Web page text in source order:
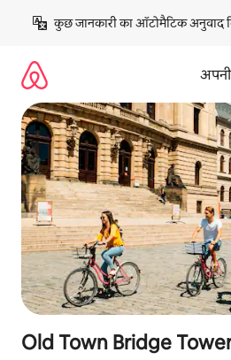
छोड़कर
कॉन्टेंट
कुछ जानकारी का ऑटोमैटिक अनुवाद
Old Town Bridge